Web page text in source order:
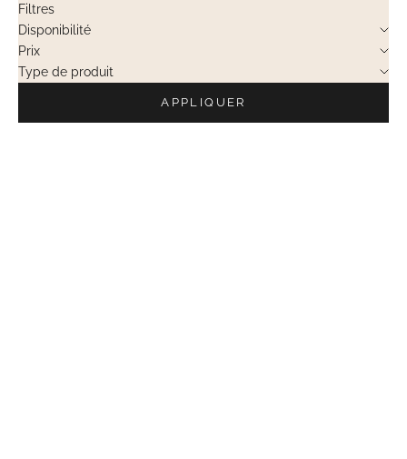
Filtres
Disponibilité
Prix
Type de produit
APPLIQUER